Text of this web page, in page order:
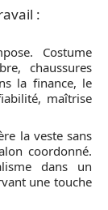
:
Costume
chaussures
la finance, le
maîtrise
la veste sans
coordonné.
dans un
une touche